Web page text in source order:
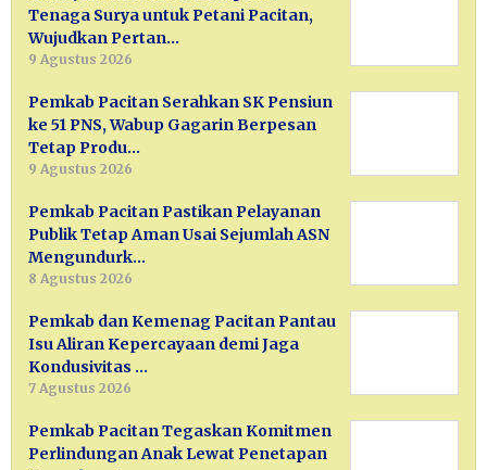
Tenaga Surya untuk Petani Pacitan,
Wujudkan Pertan…
9 Agustus 2026
Pemkab Pacitan Serahkan SK Pensiun
ke 51 PNS, Wabup Gagarin Berpesan
Tetap Produ…
9 Agustus 2026
Pemkab Pacitan Pastikan Pelayanan
Publik Tetap Aman Usai Sejumlah ASN
Mengundurk…
8 Agustus 2026
Pemkab dan Kemenag Pacitan Pantau
Isu Aliran Kepercayaan demi Jaga
Kondusivitas …
7 Agustus 2026
Pemkab Pacitan Tegaskan Komitmen
Perlindungan Anak Lewat Penetapan